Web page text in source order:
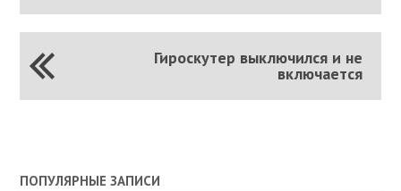
Гироскутер выключился и не
включается
ПОПУЛЯРНЫЕ ЗАПИСИ